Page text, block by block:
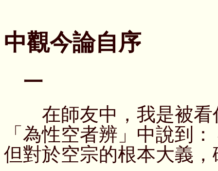
中觀今論自序
一
在師友中，我是被看
「為性空者辨」中說到
但對於空宗的根本大義